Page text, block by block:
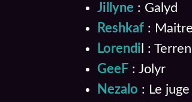
Jillyne : Galyd
Reshkaf :
Lorendi l :
GeeF : Jolyr
Nezalo : Le